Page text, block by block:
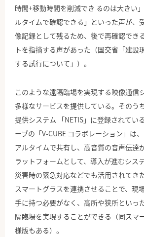
時間+移動時間を削減でき るのは大きい
ルタイムで確認できる」といった声が、
像記録として残るため、後で再確認でき
トを指摘する声があった（国交省「建設
する試行について」）。
このような遠隔臨場を実現する映像通信
多様なサービスを提供している。そのう
提供システム 「NETIS」に登録されてい
ーブの「V-CUBE コラボレーション」は
アルタイムで共有し、高音質の音声伝達
ラットフォームとして、導入が進むシス
災害時の緊急対応などでも活用されてき
スマートグラスを連携させることで、現
手に持つ必要がなく、高所や狭所といっ
隔臨場を実現することができる（同スマ
様版もある）。